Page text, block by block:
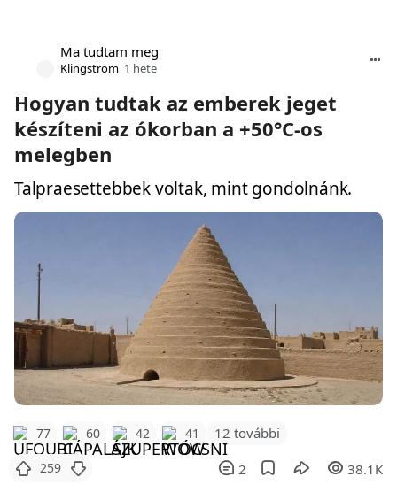
Ma tudtam meg
Klingstrom 1 hete
Hogyan tudtak az emberek jeget
készíteni az ókorban a +50°C-os
melegben
Talpraesettebbek voltak, mint gondolnánk.
77 60 42 41 12 további
259 2 38.1K